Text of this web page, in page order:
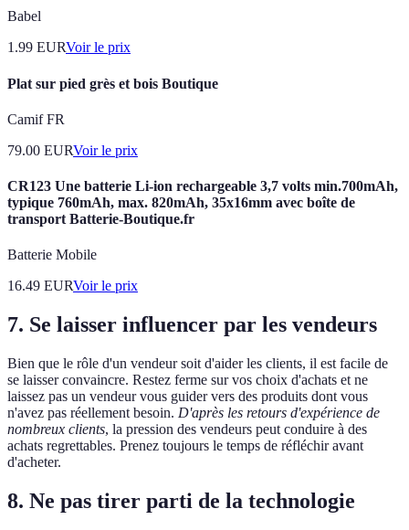
Babel
1.99 EURVoir le prix
Plat sur pied grès et bois Boutique
Camif FR
79.00 EURVoir le prix
CR123 Une batterie Li-ion rechargeable 3,7 volts min.700mAh,
typique 760mAh, max. 820mAh, 35x16mm avec boîte de
transport Batterie-Boutique.fr
Batterie Mobile
16.49 EURVoir le prix
7. Se laisser influencer par les vendeurs
Bien que le rôle d'un vendeur soit d'aider les clients, il est facile de
se laisser convaincre. Restez ferme sur vos choix d'achats et ne
laissez pas un vendeur vous guider vers des produits dont vous
n'avez pas réellement besoin. D'après les retours d'expérience de
nombreux clients, la pression des vendeurs peut conduire à des
achats regrettables. Prenez toujours le temps de réfléchir avant
d'acheter.
8. Ne pas tirer parti de la technologie